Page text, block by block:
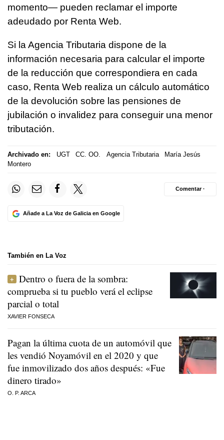
momento— pueden reclamar el importe
adeudado por Renta Web.
Si la Agencia Tributaria dispone de la
información necesaria para calcular el importe
de la reducción que correspondiera en cada
caso, Renta Web realiza un cálculo automático
de la devolución sobre las pensiones de
jubilación o invalidez para conseguir una menor
tributación.
Archivado en: UGT CC. OO. Agencia Tributaria
María Jesús
Montero
Añade a La Voz de Galicia en Google
Comentar ·
También en La Voz
Dentro o fuera de la sombra:
comprueba si tu pueblo verá el eclipse
parcial o total
XAVIER FONSECA
Pagan la última cuota de un automóvil que
les vendió Noyamóvil en el 2020 y que
fue inmovilizado dos años después: «Fue
dinero tirado»
O. P. ARCA